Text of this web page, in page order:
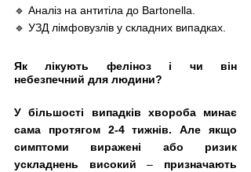
🔹 Аналіз на антитіла до Bartonella.
🔹 УЗД лімфовузлів у складних випадках.
Як лікують феліноз і чи він
небезпечний для людини?
У більшості випадків хвороба минає
сама протягом 2-4 тижнів. Але якщо
симптоми виражені або ризик
ускладнень високий – призначають